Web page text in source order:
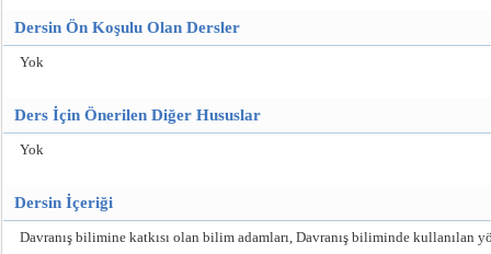
Dersin Ön Koşulu Olan Dersler
Yok
Ders İçin Önerilen Diğer Hususlar
Yok
Dersin İçeriği
Davranış bilimine katkısı olan bilim adamları, Davranış biliminde kullanılan